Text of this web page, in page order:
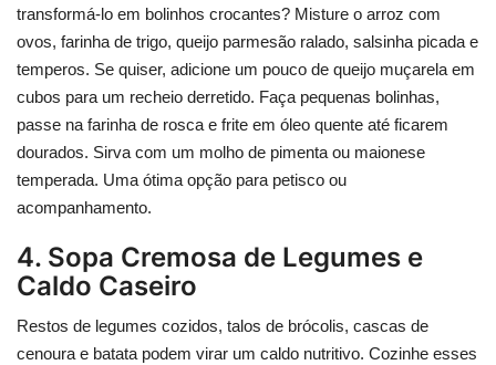
transformá-lo em bolinhos crocantes? Misture o arroz com
ovos, farinha de trigo, queijo parmesão ralado, salsinha picada e
temperos. Se quiser, adicione um pouco de queijo muçarela em
cubos para um recheio derretido. Faça pequenas bolinhas,
passe na farinha de rosca e frite em óleo quente até ficarem
dourados. Sirva com um molho de pimenta ou maionese
temperada. Uma ótima opção para petisco ou
acompanhamento.
4. Sopa Cremosa de Legumes e
Caldo Caseiro
Restos de legumes cozidos, talos de brócolis, cascas de
cenoura e batata podem virar um caldo nutritivo. Cozinhe esses